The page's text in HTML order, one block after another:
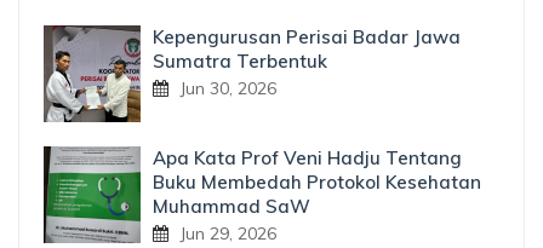
Kepengurusan Perisai Badar Jawa
Sumatra Terbentuk
Jun 30, 2026
Apa Kata Prof Veni Hadju Tentang
Buku Membedah Protokol Kesehatan
Muhammad SaW
Jun 29, 2026